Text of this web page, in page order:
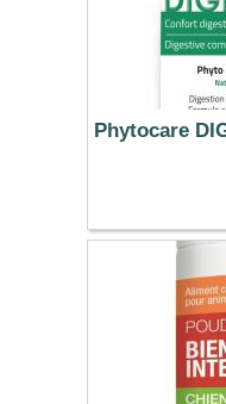
Phytocare